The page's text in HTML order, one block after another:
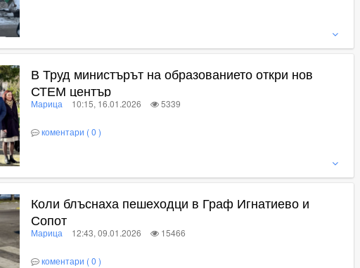
В Труд министърът на образованието откри нов
СТЕМ център
Марица 10:15, 16.01.2026 5339
коментари ( 0 )
Коли блъснаха пешеходци в Граф Игнатиево и
Сопот
Марица 12:43, 09.01.2026 15466
коментари ( 0 )